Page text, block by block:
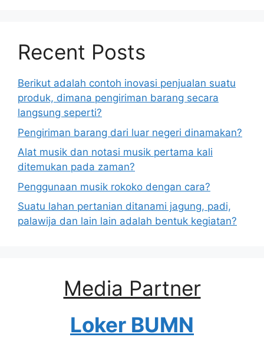
Recent Posts
Berikut adalah contoh inovasi penjualan suatu
produk, dimana pengiriman barang secara
langsung seperti?
Pengiriman barang dari luar negeri dinamakan?
Alat musik dan notasi musik pertama kali
ditemukan pada zaman?
Penggunaan musik rokoko dengan cara?
Suatu lahan pertanian ditanami jagung, padi,
palawija dan lain lain adalah bentuk kegiatan?
Media Partner
Loker BUMN